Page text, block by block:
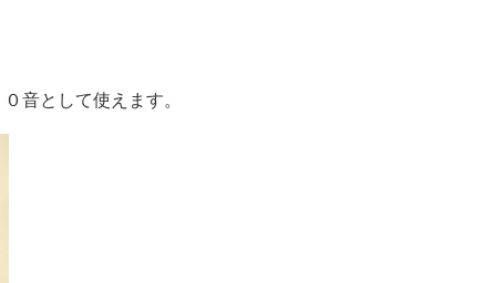
音として使えます。